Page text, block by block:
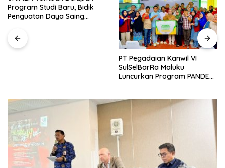
Program Studi Baru, Bidik
Penguatan Daya Saing
PT Pegadaian Kanwil VI
SulSelBarRa Maluku
Luncurkan Program PANDE